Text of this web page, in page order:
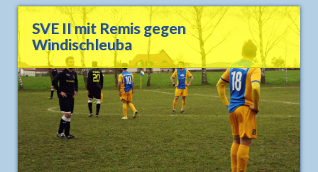
SVE II mit Remis gegen
Windischleuba